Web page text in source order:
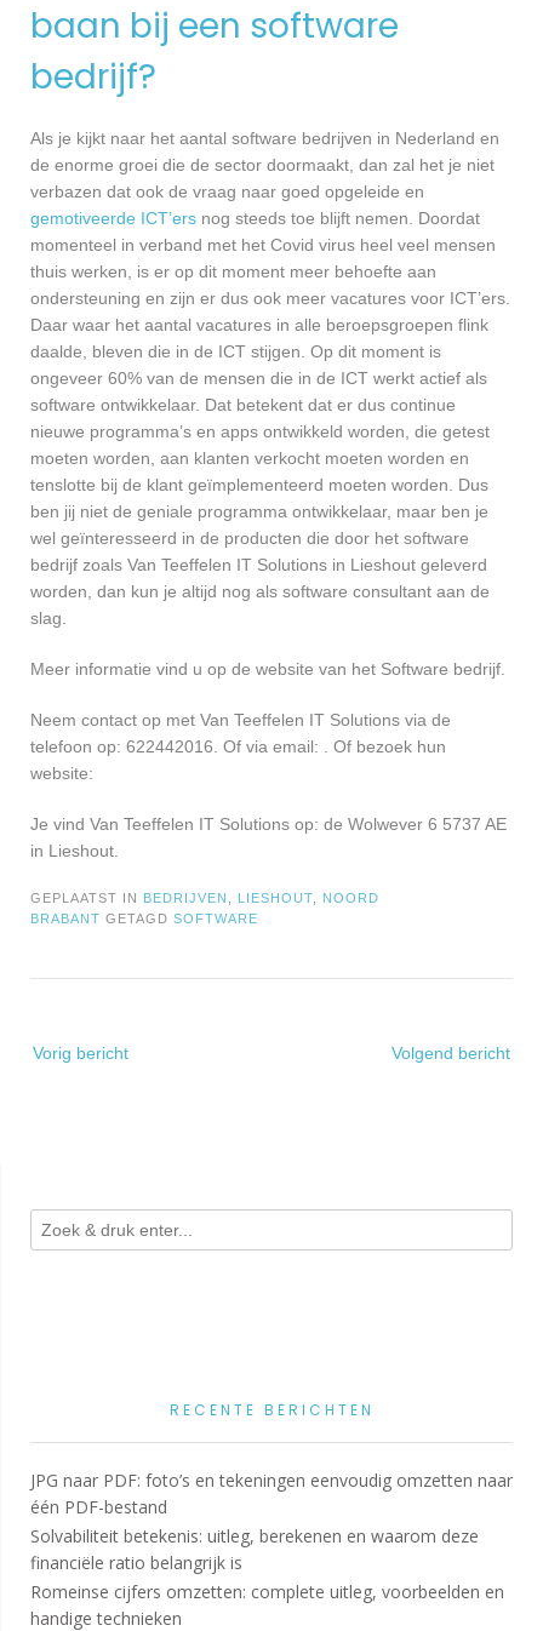
baan bij een software
bedrijf?
Als je kijkt naar het aantal software bedrijven in Nederland en
de enorme groei die de sector doormaakt, dan zal het je niet
verbazen dat ook de vraag naar goed opgeleide en
gemotiveerde ICT’ers nog steeds toe blijft nemen. Doordat
momenteel in verband met het Covid virus heel veel mensen
thuis werken, is er op dit moment meer behoefte aan
ondersteuning en zijn er dus ook meer vacatures voor ICT’ers.
Daar waar het aantal vacatures in alle beroepsgroepen flink
daalde, bleven die in de ICT stijgen. Op dit moment is
ongeveer 60% van de mensen die in de ICT werkt actief als
software ontwikkelaar. Dat betekent dat er dus continue
nieuwe programma’s en apps ontwikkeld worden, die getest
moeten worden, aan klanten verkocht moeten worden en
tenslotte bij de klant geïmplementeerd moeten worden. Dus
ben jij niet de geniale programma ontwikkelaar, maar ben je
wel geïnteresseerd in de producten die door het software
bedrijf zoals Van Teeffelen IT Solutions in Lieshout geleverd
worden, dan kun je altijd nog als software consultant aan de
slag.
Meer informatie vind u op de website van het Software bedrijf.
Neem contact op met Van Teeffelen IT Solutions via de
telefoon op: 622442016. Of via email:
. Of bezoek hun
website:
Je vind Van Teeffelen IT Solutions op: de Wolwever 6 5737 AE
in Lieshout.
GEPLAATST IN BEDRIJVEN LIESHOUT
NOORD
BRABANT GETAGD SOFTWARE
navigatie
Vorig bericht Volgend bericht
RECENTE BERICHTEN
JPG naar PDF: foto’s en tekeningen eenvoudig omzetten naar
één PDF-bestand
Solvabiliteit betekenis: uitleg, berekenen en waarom deze
financiële ratio belangrijk is
Romeinse cijfers omzetten: complete uitleg, voorbeelden en
handige technieken